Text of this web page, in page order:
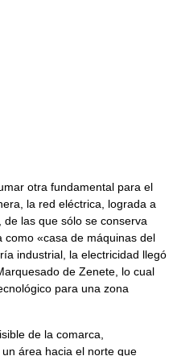
otra fundamental para el
la red eléctrica, lograda a
las que sólo se conserva
como «casa de máquinas del
industrial, la electricidad llegó
de Zenete, lo cual
para una zona
de la comarca,
área hacia el norte que